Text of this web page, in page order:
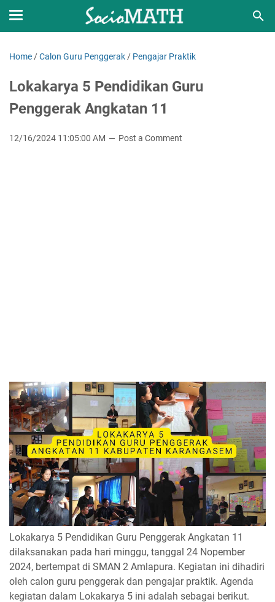
Home /Calon Guru Penggerak / Pengajar Praktik
Lokakarya 5 Pendidikan Guru
Penggerak Angkatan 11
12/16/2024 11:05:00 AM Post a Comment
Lokakarya 5 Pendidikan Guru Penggerak Angkatan 11
dilaksanakan pada hari minggu, tanggal 24 Nopember
2024, bertempat di SMAN 2 Amlapura. Kegiatan ini dihadiri
oleh calon guru penggerak dan pengajar praktik. Agenda
kegiatan dalam Lokakarya 5 ini adalah sebagai berikut.